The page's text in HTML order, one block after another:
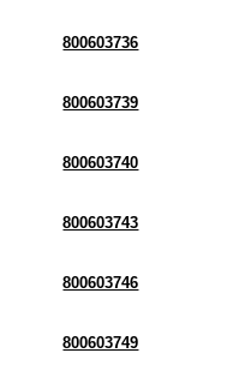
800603736
800603739
800603740
800603743
800603746
800603749